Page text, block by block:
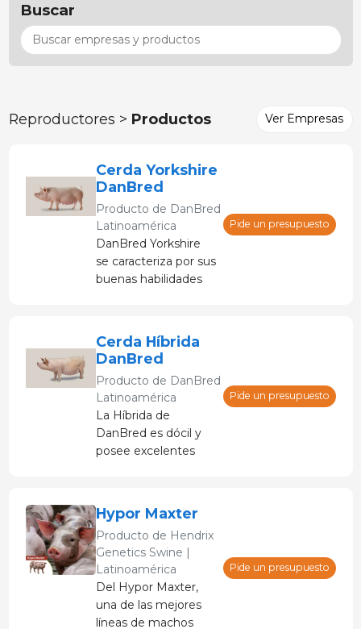
Buscar
Reproductores > Productos Ver Empresas
Cerda Yorkshire
DanBred
Producto de DanBred
Latinoamérica
DanBred Yorkshire
se caracteriza por sus
buenas habilidades
y vigorosos. Además
de eso, DanBred
Yorkshire tiene una
alta ganancia diaria,
alta eficiencia
alimenticia y alta
calidad de carne, lo
extremadamente
producción de carne
de cerdo.
Pide un presupuesto
Cerda Híbrida
DanBred
Producto de DanBred
Latinoamérica
La Híbrida de
DanBred es dócil y
posee excelentes
Esta raza produce
camadas grandes de
lechones robustos y
viables, que crecen
rápidamente y
tienen un óptimo
Pide un presupuesto
Hypor Maxter
Producto de Hendrix
Genetics Swine |
Latinoamérica
Del Hypor Maxter,
una de las mejores
líneas de machos
Pide un presupuesto